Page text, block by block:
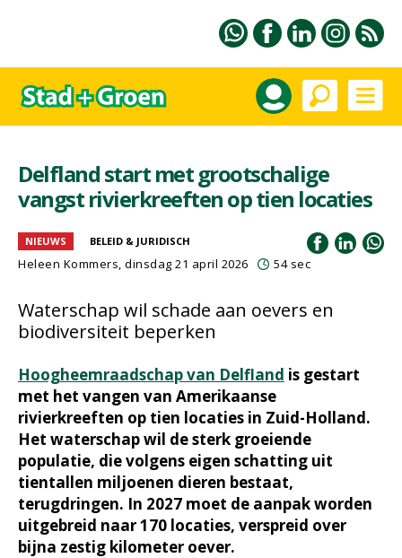
Delfland start met grootschalige
vangst rivierkreeften op tien locaties
NIEUWS BELEID & JURIDISCH
Heleen Kommers, dinsdag 21 april 2026 54 sec
Waterschap wil schade aan oevers en
biodiversiteit beperken
Hoogheemraadschap van Delfland is gestart
met het vangen van Amerikaanse
rivierkreeften op tien locaties in Zuid-Holland.
Het waterschap wil de sterk groeiende
populatie, die volgens eigen schatting uit
tientallen miljoenen dieren bestaat,
terugdringen. In 2027 moet de aanpak worden
uitgebreid naar 170 locaties, verspreid over
bijna zestig kilometer oever.